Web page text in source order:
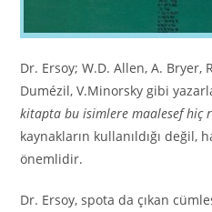
Dr. Ersoy; W.D. Allen, A. Bryer,
Dumézil, V.Minorsky gibi
kitapta bu isimlere maalesef hiç
kaynakların kullanıldığı değil,
önemlidir.
Dr. Ersoy, spota da çıkan